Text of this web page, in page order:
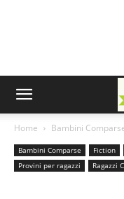
Home Bambini
Bambini Comparse Fiction
Provini per ragazzi
Ragazzi